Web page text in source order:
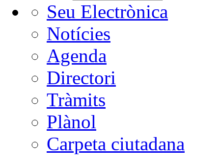
Seu Electrònica
Notícies
Agenda
Directori
Tràmits
Plànol
Carpeta ciutadana